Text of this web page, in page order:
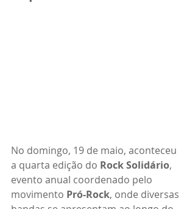
No domingo, 19 de maio, aconteceu
a quarta edição do Rock Solidário,
evento anual coordenado pelo
movimento Pró-Rock, onde diversas